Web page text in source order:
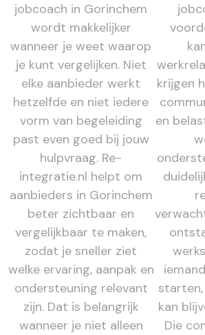
jobcoach in Gorinchem
wordt makkelijker
wanneer je weet waarop
je kunt vergelijken. Niet
elke aanbieder werkt
hetzelfde en niet iedere
vorm van begeleiding
past even goed bij jouw
hulpvraag. Re-
integratie.nl helpt om
aanbieders in Gorinchem
beter zichtbaar en
vergelijkbaar te maken,
zodat je sneller ziet
welke ervaring, aanpak en
ondersteuning relevant
zijn. Dat is belangrijk
wanneer je niet alleen
krijgen
en
kan
Die